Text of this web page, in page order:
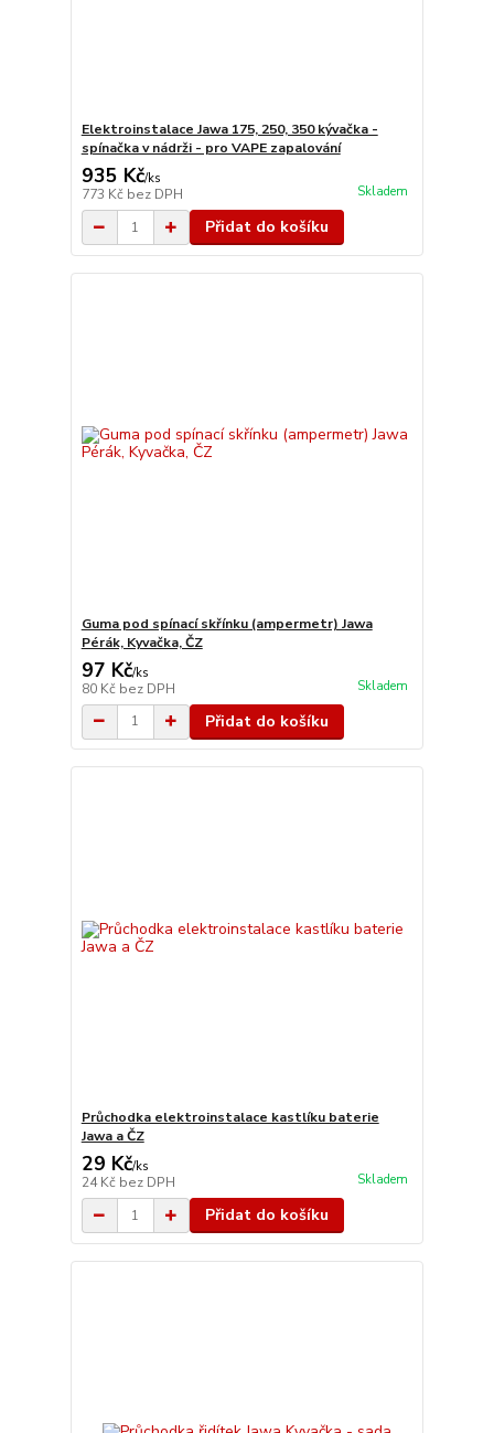
Elektroinstalace Jawa 175, 250, 350 kývačka -
spínačka v nádrži - pro VAPE zapalování
935 Kč/ks
773 Kč bez DPH Skladem
Přidat do košíku
Guma pod spínací skřínku (ampermetr) Jawa
Pérák, Kyvačka, ČZ
97 Kč/ks
80 Kč bez DPH Skladem
Přidat do košíku
Průchodka elektroinstalace kastlíku baterie
Jawa a ČZ
29 Kč/ks
24 Kč bez DPH Skladem
Přidat do košíku